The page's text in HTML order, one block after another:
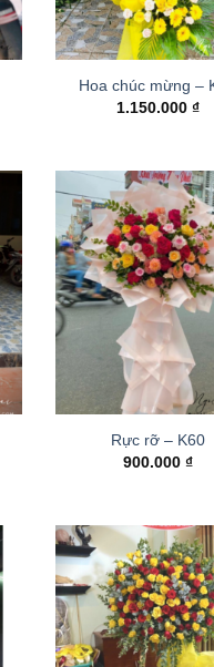
Hoa chúc mừng –
1.150.000 ₫
Rực rỡ – K60
900.000 ₫